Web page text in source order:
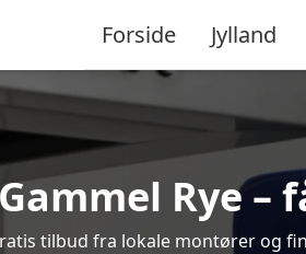
Forside Jylland
Rye –
tilbud fra lokale montører og